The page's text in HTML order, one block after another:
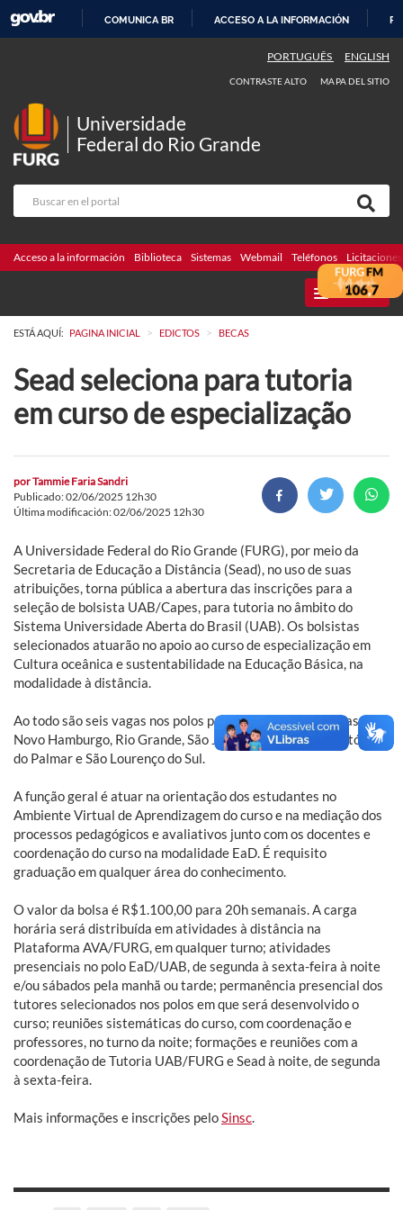
CONTENIDO
COMUNICA BR ACCESO A LA INFORMACIÓN
PORTUGUÊS ENGLISH
CONTRASTE ALTO MAPA DEL SITIO
Universidade
Federal do Rio Grande
Acceso a la información Biblioteca Sistemas Webmail Teléfonos Licitaciones
MENU
ESTÁ AQUÍ: PAGINA INICIAL > EDICTOS > BECAS
Sead seleciona para tutoria
em curso de especialização
porTammie Faria Sandri
Publicado: 02/06/2025 12h30
Última modificación: 02/06/2025 12h30
A Universidade Federal do Rio Grande (FURG), por meio da
Secretaria de Educação a Distância (Sead), no uso de suas
atribuições, torna pública a abertura das inscrições para a
seleção de bolsista UAB/Capes, para tutoria no âmbito do
Sistema Universidade Aberta do Brasil (UAB). Os bolsistas
selecionados atuarão no apoio ao curso de especialização em
Cultura oceânica e sustentabilidade na Educação Básica, na
modalidade à distância.
Ao todo são seis vagas nos polos presenciais de Mostardas,
Novo Hamburgo, Rio Grande, São José do Norte, Santa Vitória
do Palmar e São Lourenço do Sul.
A função geral é atuar na orientação dos estudantes no
Ambiente Virtual de Aprendizagem do curso e na mediação dos
processos pedagógicos e avaliativos junto com os docentes e
coordenação do curso na modalidade EaD. É requisito
graduação em qualquer área do conhecimento.
O valor da bolsa é R$1.100,00 para 20h semanais. A carga
horária será distribuída em atividades à distância na
Plataforma AVA/FURG, em qualquer turno; atividades
presenciais no polo EaD/UAB, de segunda à sexta-feira à noite
e/ou sábados pela manhã ou tarde; permanência presencial dos
tutores selecionados nos polos em que será desenvolvido o
curso; reuniões sistemáticas do curso, com coordenação e
professores, no turno da noite; formações e reuniões com a
coordenação de Tutoria UAB/FURG e Sead à noite, de segunda
à sexta-feira.
Mais informações e inscrições pelo Sinsc